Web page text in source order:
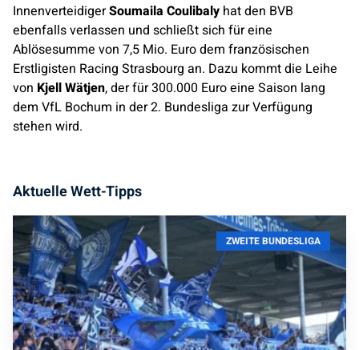
InnenverteidigerSoumaila Coulibaly hat den BVB
ebenfalls verlassen und schließt sich für eine
Ablösesumme von 7,5 Mio. Euro dem französischen
Erstligisten Racing Strasbourg an. Dazu kommt die Leihe
von Kjell Wätjen, der für 300.000 Euro eine Saison lang
dem VfL Bochum in der 2. Bundesliga zur Verfügung
stehen wird.
Aktuelle Wett-Tipps
ZWEITE BUNDESLIGA